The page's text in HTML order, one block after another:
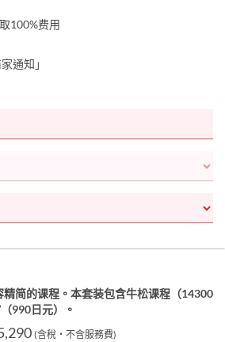
100%费用
通知」
简的课程。本套装包含牛松课程（14300
990日元）。
(含稅・不含服務費)